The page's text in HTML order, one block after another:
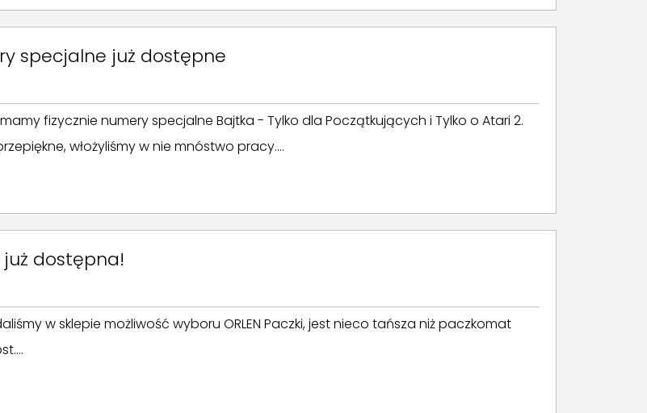
specjalne już dostępne
fizycznie numery specjalne Bajtka - Tylko dla Początkujących i Tylko o Atari 2.
włożyliśmy w nie mnóstwo pracy....
już dostępna!
w sklepie możliwość wyboru ORLEN Paczki, jest nieco tańsza niż paczkomat